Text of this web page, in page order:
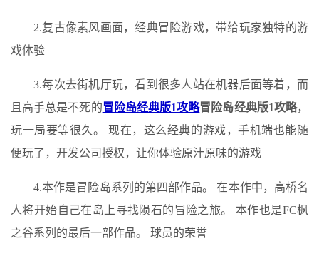
2.复古像素风画面，经典冒险游戏，带给玩家独特的游
戏体验
3.每次去街机厅玩，看到很多人站在机器后面等着，而
且高手总是不死的冒险岛经典版1攻略冒险岛经典版1攻略，
玩一局要等很久。 现在，这么经典的游戏，手机端也能随
便玩了，开发公司授权，让你体验原汁原味的游戏
4.本作是冒险岛系列的第四部作品。 在本作中，高桥名
人将开始自己在岛上寻找陨石的冒险之旅。 本作也是FC枫
之谷系列的最后一部作品。 球员的荣誉